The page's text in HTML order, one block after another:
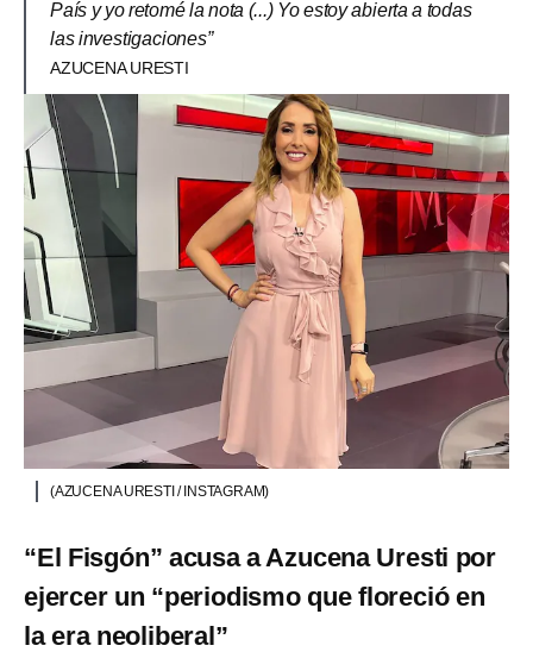
País y yo retomé la nota (...) Yo estoy abierta a todas
las investigaciones”
AZUCENA URESTI
(AZUCENA URESTI / INSTAGRAM)
“El Fisgón” acusa a Azucena Uresti por
ejercer un “periodismo que floreció en
la era neoliberal”